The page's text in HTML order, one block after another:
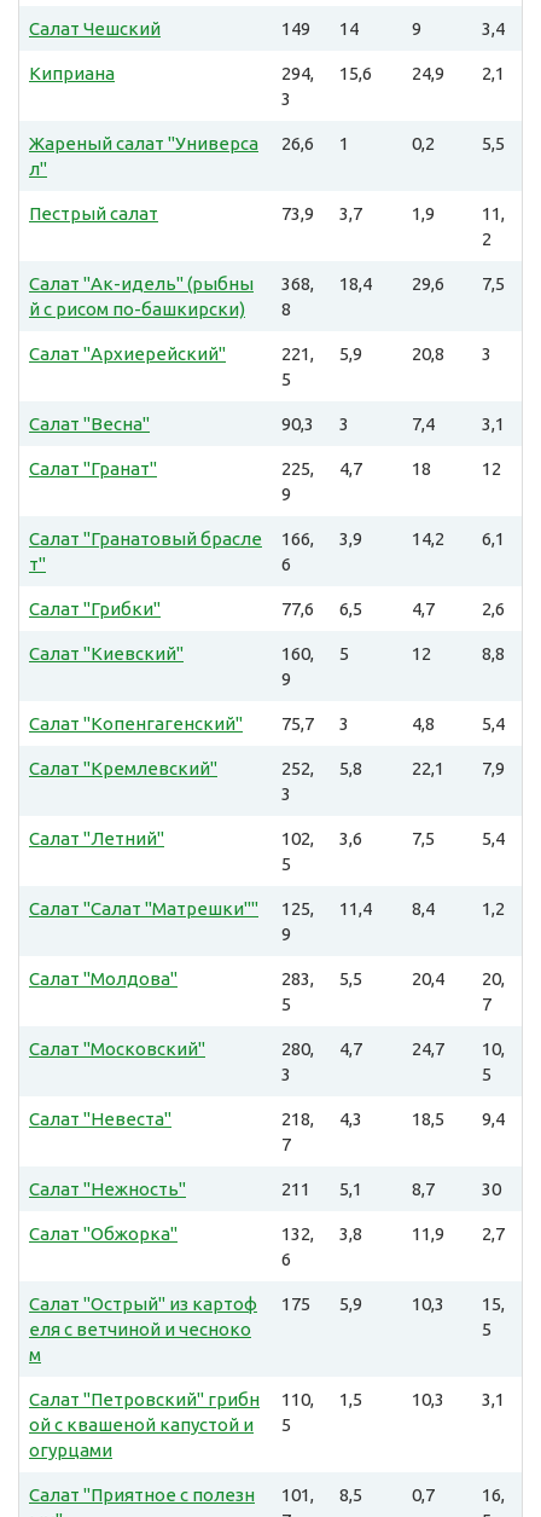
Салат Чешский 149 14 9 3,4
Киприана
294,
3
15,6 24,9 2,1
Жареный салат "Универса
л"
26,6 1 0,2 5,5
Пестрый салат 73,9 3,7 1,9
11,
2
Салат "Ак-идель" (рыбны
й с рисом по-башкирски)
368,
8
18,4 29,6 7,5
Салат "Архиерейский"
221,
5
5,9 20,8 3
Салат "Весна" 90,3 3 7,4 3,1
Салат "Гранат"
225,
9
4,7 18 12
Салат "Гранатовый брасле
т"
166,
6
3,9 14,2 6,1
Салат "Грибки" 77,6 6,5 4,7 2,6
Салат "Киевский"
160,
9
5 12 8,8
Салат "Копенгагенский" 75,7 3 4,8 5,4
Салат "Кремлевский"
252,
3
5,8 22,1 7,9
Салат "Летний"
102,
5
3,6 7,5 5,4
Салат "Салат "Матрешки""
125,
9
11,4 8,4 1,2
Салат "Молдова"
283,
5
5,5 20,4
20,
7
Салат "Московский"
280,
3
4,7 24,7
10,
5
Салат "Невеста"
218,
7
4,3 18,5 9,4
Салат "Нежность" 211 5,1 8,7 30
Салат "Обжорка"
132,
6
3,8 11,9 2,7
Салат "Острый" из картоф
еля с ветчиной и чесноко
м
175 5,9 10,3
15,
5
Салат "Петровский" грибн
ой с квашеной капустой и
огурцами
110,
5
1,5 10,3 3,1
Салат "Приятное с полезн
101,
8,5 0,7
16,